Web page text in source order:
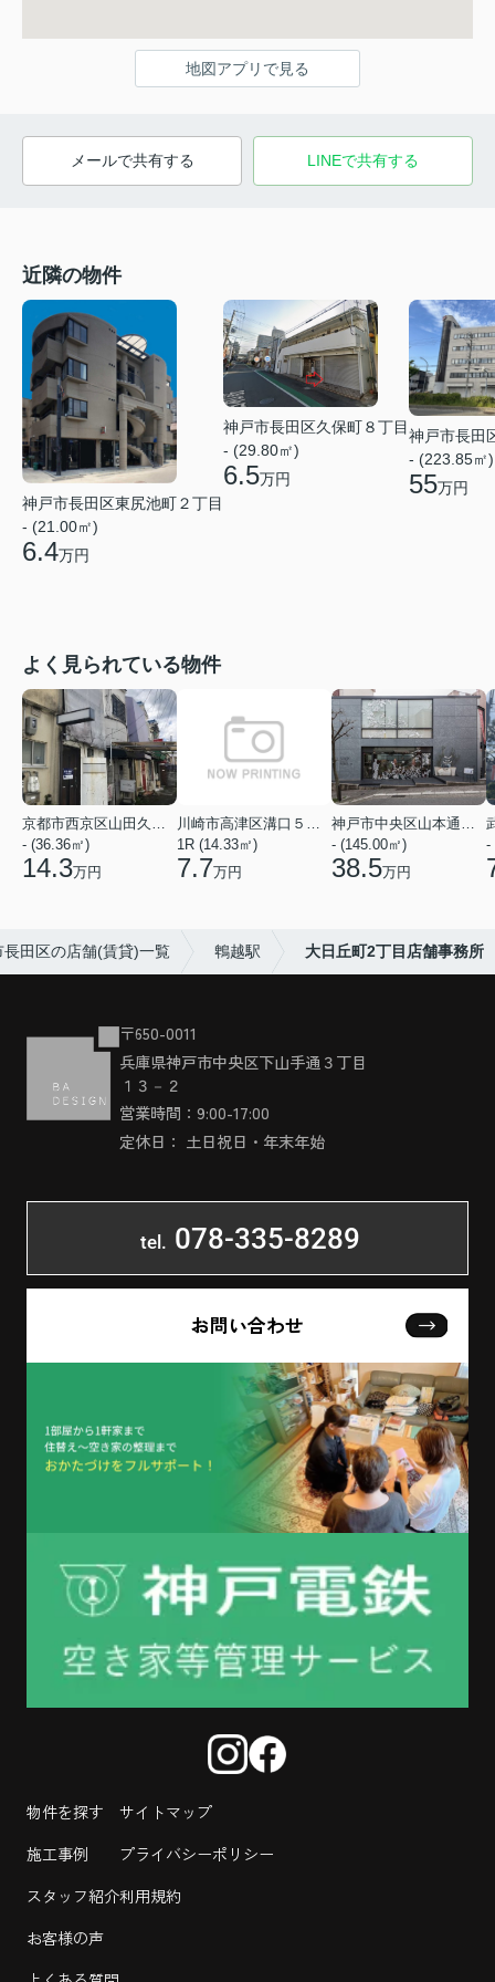
地図アプリで見る
メールで共有する LINEで共有する
近隣の物件
神戸市長田区東尻池町２丁目
- (21.00㎡)
6.4万円
神戸市長田区久保町８丁目
- (29.80㎡)
6.5万円
神戸市長田
- (223.85㎡)
55万円
よく見られている物件
京都市西京区山田久田町
- (36.36㎡)
14.3万円
川崎市高津区溝口５丁目
1R (14.33㎡)
7.7万円
神戸市中央区山本通２丁目
- (145.00㎡)
38.5万円
-
長田区の店舗(賃貸)一覧 鵯越駅 大日丘町2丁目店舗事務所
〒650-0011
兵庫県神戸市中央区下山手通３丁目
１３－２
営業時間：9:00-17:00
定休日： 土日祝日・年末年始
tel. 078-335-8289
お問い合わせ
物件を探す
施工事例
スタッフ紹介
お客様の声
サイトマップ
プライバシーポリシー
利用規約